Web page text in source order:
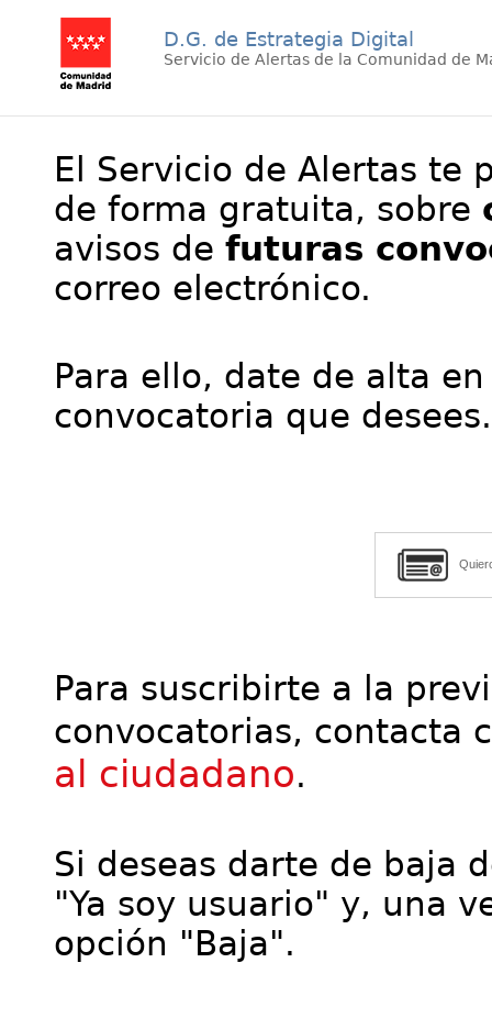
D.G. de Estrategia Digital
Servicio de Alertas de la Comunidad de
El Servicio de Alertas te
de forma gratuita, sobre
avisos de futuras
correo electrónico.
Para ello, date de alta
convocatoria que desees.
Para suscribirte a la
convocatorias, contacta
al ciudadano.
Si deseas darte de baja
"Ya soy usuario" y, una
opción "Baja".